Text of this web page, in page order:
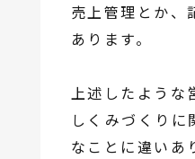
売上管理とか、
あります。
上述したような
しくみづくりに
なことに違いあ